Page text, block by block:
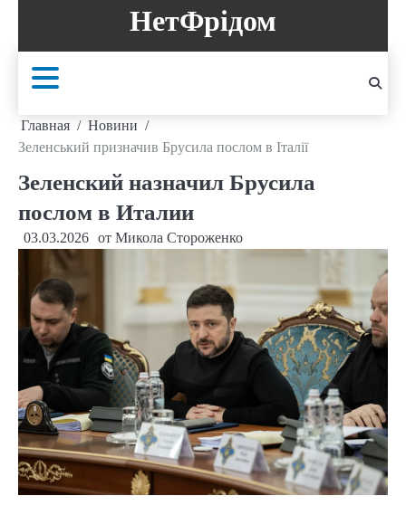
содержанию
НетФрідом
Главная
Новини
Зеленський призначив Брусила послом в Італії
Зеленский назначил Брусила
послом в Италии
03.03.2026 от Микола Стороженко